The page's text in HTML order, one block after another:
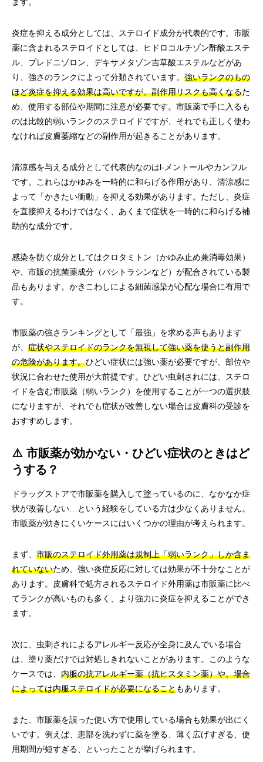
炎症を抑える成分としては、ステロイド成分が代表的です。市販
薬に含まれるステロイドとしては、ヒドロコルチゾン酢酸エステ
ル、プレドニゾロン、デキサメタゾン吉草酸エステルなどがあ
り、強さのランクによって分類されています。 強いランクのもの
ほど炎症を抑える効果は高いですが、副作用リスクも高くなるた
め、使用する部位や期間に注意が必要です。市販薬で手に入るも
のは比較的弱いランクのステロイドですが、それでも正しく使わ
なければ皮膚萎縮などの副作用が起きることがあります。
清涼感を与える成分として代表的なのはl-メントールやカンフル
です。これらはかゆみを一時的に和らげる作用があり、清涼感に
よって「かきたい衝動」を抑える効果があります。ただし、炎症
を直接抑えるわけではなく、あくまで症状を一時的に和らげる補
助的な成分です。
感染を防ぐ成分としてはクロタミトン（かゆみ止め兼消毒効果）
や、市販の抗菌薬成分（バシトラシンなど）が配合されている製
品もあります。かきこわしによる細菌感染が心配な場合に有用で
す。
市販薬の強さランキングとして「最強」を求める声もあります
が、 症状やステロイドのランクを無視して強い薬を使うと副作用
の危険があります。ひどい症状には強い薬が必要ですが、部位や
状況に合わせた使用が大前提です。ひどい虫刺されには、ステロ
イドを含む市販薬（弱いランク）を使用することが一つの選択肢
になりますが、それでも症状が改善しない場合は皮膚科の受診を
おすすめします。
⚠️ 市販薬が効かない・ひどい症状のときはど
うする？
ドラッグストアで市販薬を購入して塗っているのに、なかなか症
状が改善しない…という経験をしている方は少なくありません。
市販薬が効きにくいケースにはいくつかの理由が考えられます。
まず、 市販のステロイド外用薬は規制上「弱いランク」しか含ま
れていないため、強い炎症反応に対しては効果が不十分なことが
あります。皮膚科で処方されるステロイド外用薬は市販薬に比べ
てランクが高いものも多く、より強力に炎症を抑えることができ
ます。
次に、虫刺されによるアレルギー反応が全身に及んでいる場合
は、塗り薬だけでは対処しきれないことがあります。このような
ケースでは、 内服の抗アレルギー薬（抗ヒスタミン薬）や、場合
によっては内服ステロイドが必要になることもあります。
また、市販薬を誤った使い方で使用している場合も効果が出にく
いです。例えば、患部を洗わずに薬を塗る、薄く広げすぎる、使
用期間が短すぎる、といったことが挙げられます。